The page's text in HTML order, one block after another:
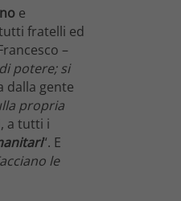
e
fratelli ed
–
potere; si
dalla gente
propria
a tutti i
“. E
le